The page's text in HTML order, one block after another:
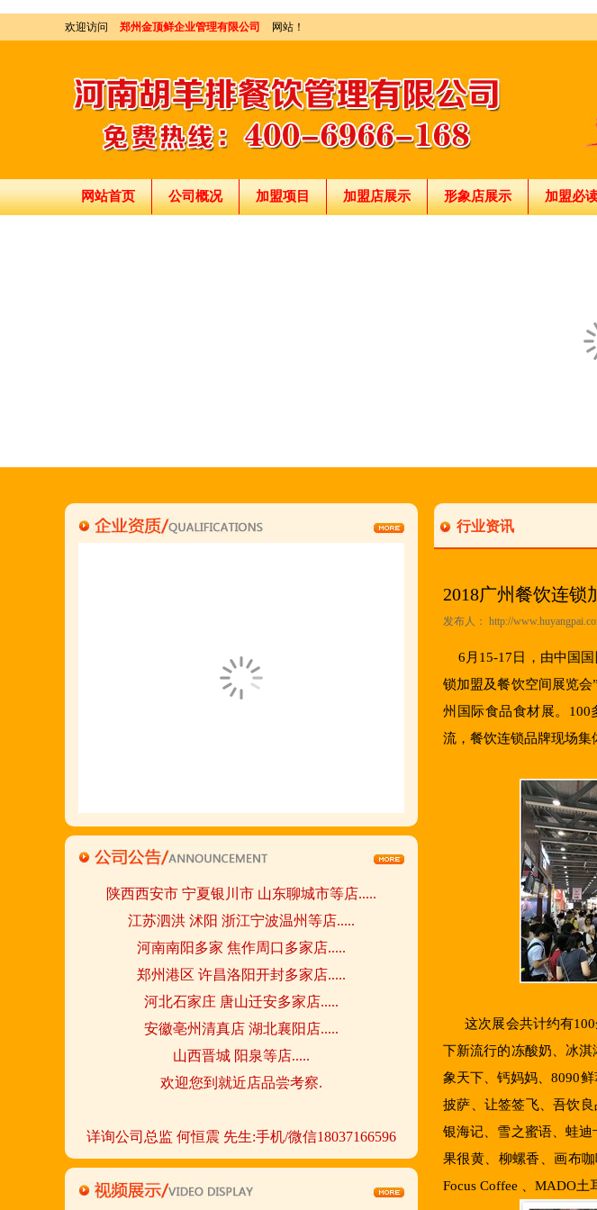
欢迎访问 郑州金顶鲜企业管理有限公司 网站！
网站首页 公司概况 加盟项目 加盟店展示 形象店展示 加盟必
金顶鲜宁夏特色系列胡羊排烧烤火锅复合餐厅
有13年正规连锁加盟经验,
真实开店500家后,
陕西西安市 宁夏银川市 山东聊城市等店.....
江苏泗洪 沭阳 浙江宁波温州等店.....
河南南阳多家 焦作周口多家店.....
郑州港区 许昌洛阳开封多家店.....
河北石家庄 唐山迁安多家店.....
安徽亳州清真店 湖北襄阳店.....
山西晋城 阳泉等店.....
欢迎您到就近店品尝考察.
火爆的网络线上团购及微信营销模式:公司采用派人
上门指导.住店扶持的经营模式,宁夏风味,一锅四吃,
羊排突出鲜,香,嫩;香辣虾口感纯正,营养丰富,回头客
行业资讯
2018广州餐饮连锁
发布人： http://
6月15-17日，由中国国
锁加盟及餐饮空间展览
州国际食品食材展。
流，餐饮连锁品牌现场集
这次展会共计约有100
下新流行的冻酸奶、冰淇
象天下、钙妈妈、8090
披萨、让签签飞、吾饮
银海记、雪之蜜语、蛙
果很黄、柳螺香、画布
Focus Coffee 、MADO